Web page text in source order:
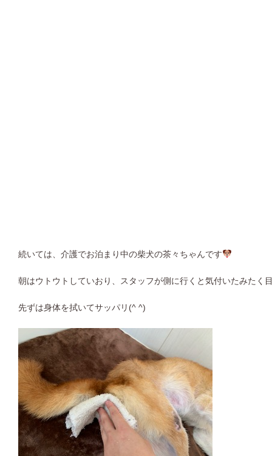
続いては、介護でお泊まり中の柴犬の茶々ちゃんです
朝はウトウトしていおり、スタッフが側に行くと気付いたみたく
先ずは身体を拭いてサッパリ(^ ^)